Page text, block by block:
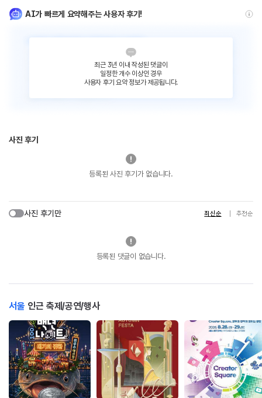
AI가 빠르게 요약해주는 사용자 후기!
최근 3년 이내 작성된 댓글이
일정한 개수 이상인 경우
사용자 후기 요약 정보가 제공됩니다.
사진 후기
등록된 사진 후기가 없습니다.
사진 후기만 최신순 추천순
등록된 댓글이 없습니다.
서울 인근 축제/공연/행사